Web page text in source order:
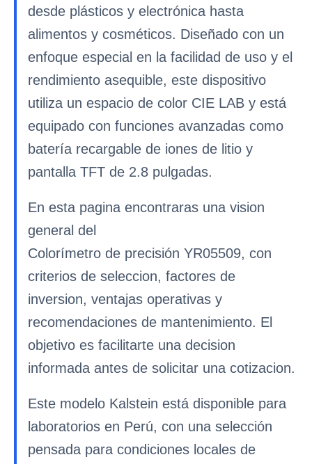
desde plásticos y electrónica hasta
alimentos y cosméticos. Diseñado con un
enfoque especial en la facilidad de uso y el
rendimiento asequible, este dispositivo
utiliza un espacio de color CIE LAB y está
equipado con funciones avanzadas como
batería recargable de iones de litio y
pantalla TFT de 2.8 pulgadas.
En esta pagina encontraras una vision
general del
Colorímetro de precisión YR05509, con
criterios de seleccion, factores de
inversion, ventajas operativas y
recomendaciones de mantenimiento. El
objetivo es facilitarte una decision
informada antes de solicitar una cotizacion.
Este modelo Kalstein está disponible para
laboratorios en Perú, con una selección
pensada para condiciones locales de